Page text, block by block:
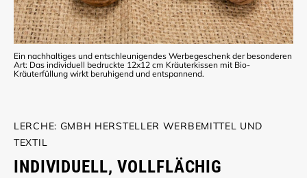
Ein nachhaltiges und entschleunigendes Werbegeschenk der besonderen
Art: Das individuell bedruckte 12x12 cm Kräuterkissen mit Bio-
Kräuterfüllung wirkt beruhigend und entspannend.
LERCHE: GMBH HERSTELLER WERBEMITTEL UND
TEXTIL
INDIVIDUELL, VOLLFLÄCHIG